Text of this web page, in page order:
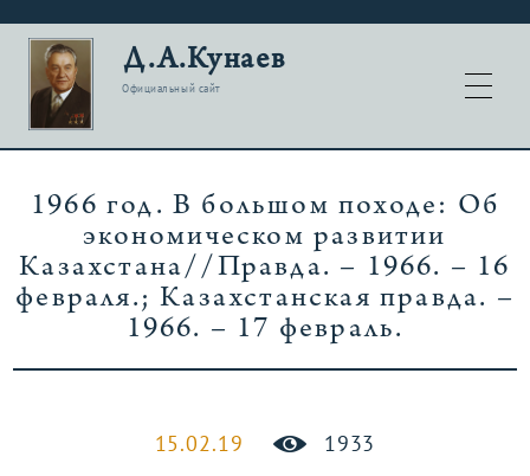
Д.А.Кунаев
Официальный сайт
1966 год. В большом походе: Об
экономическом развитии
Казахстана//Правда. – 1966. – 16
февраля.; Казахстанская правда. –
1966. – 17 февраль.
15.02.19 1933